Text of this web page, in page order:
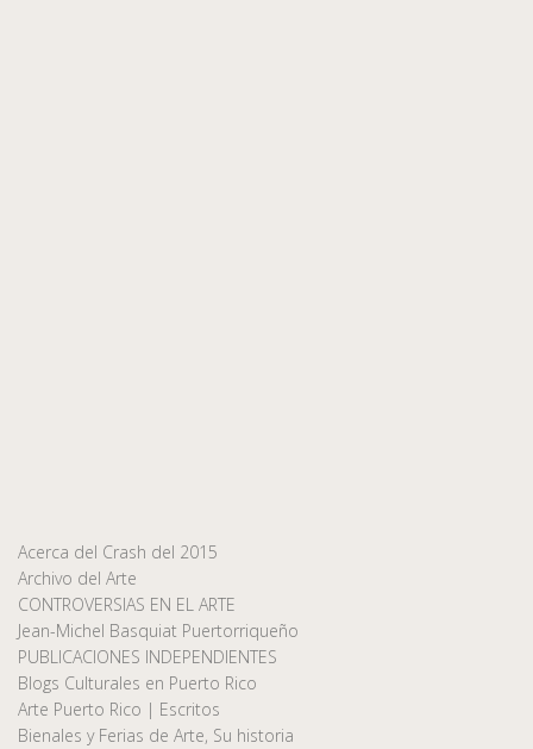
Acerca del Crash del 2015
Archivo del Arte
CONTROVERSIAS EN EL ARTE
Jean-Michel Basquiat Puertorriqueño
PUBLICACIONES INDEPENDIENTES
Blogs Culturales en Puerto Rico
Arte Puerto Rico | Escritos
Bienales y Ferias de Arte, Su historia